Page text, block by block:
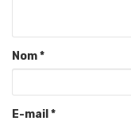
Nom*
E-mail *